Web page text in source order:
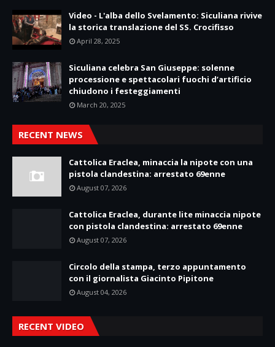
Video - L'alba dello Svelamento: Siculiana rivive
la storica translazione del SS. Crocifisso
April 28, 2025
Siculiana celebra San Giuseppe: solenne
processione e spettacolari fuochi d’artificio
chiudono i festeggiamenti
March 20, 2025
RECENT NEWS
Cattolica Eraclea, minaccia la nipote con una
pistola clandestina: arrestato 69enne
August 07, 2026
Cattolica Eraclea, durante lite minaccia nipote
con pistola clandestina: arrestato 69enne
August 07, 2026
Circolo della stampa, terzo appuntamento
con il giornalista Giacinto Pipitone
August 04, 2026
RECENT VIDEO